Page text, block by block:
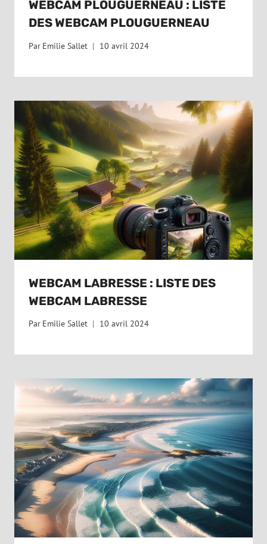
WEBCAM PLOUGUERNEAU : LISTE
DES WEBCAM PLOUGUERNEAU
Par Emilie Sallet 10 avril 2024
WEBCAM LABRESSE : LISTE DES
WEBCAM LABRESSE
Par Emilie Sallet 10 avril 2024